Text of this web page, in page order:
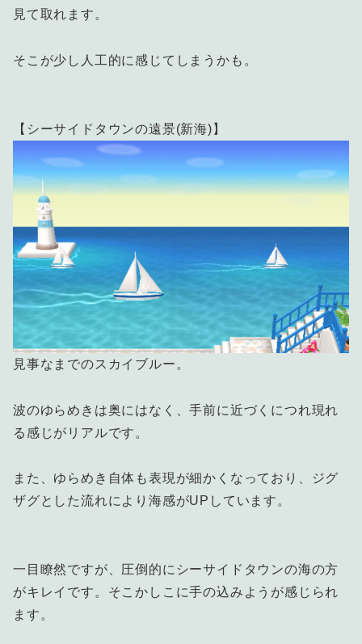
見て取れます。
そこが少し人工的に感じてしまうかも。
【シーサイドタウンの遠景(新海)】
見事なまでのスカイブルー。
波のゆらめきは奥にはなく、手前に近づくにつれ現れ
る感じがリアルです。
また、ゆらめき自体も表現が細かくなっており、ジグ
ザグとした流れにより海感がUPしています。
一目瞭然ですが、圧倒的にシーサイドタウンの海の方
がキレイです。そこかしこに手の込みようが感じられ
ます。